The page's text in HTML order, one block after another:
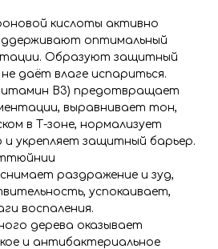
кислоты активно
оптимальный
Образуют защитный
даёт влаге испариться.
B3) предотвращает
выравнивает тон,
в Т-зоне, нормализует
и укрепляет защитный барьер.
раздражение и зуд,
успокаивает,
воспаления.
дерева оказывает
и антибактериальное